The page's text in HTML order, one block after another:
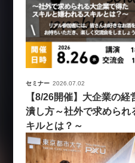
セミナー 2026.07.02
【8/26開催】大企業の
潰し方～社外で求められ
キルとは？～